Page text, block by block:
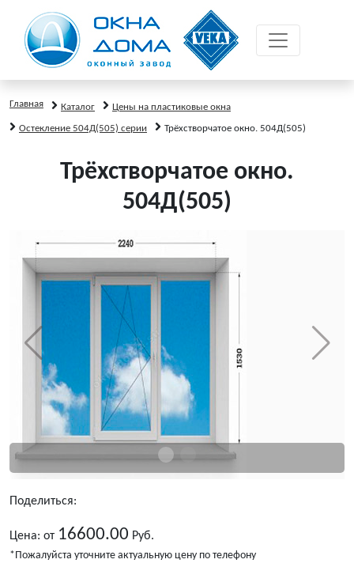
Главная Каталог Цены на пластиковые окна
Остекление 504Д(505) серии Трёхстворчатое окно. 504Д(505)
Трёхстворчатое окно.
504Д(505)
Поделиться:
Цена: от 16600.00 Руб.
*Пожалуйста уточните актуальную цену по телефону